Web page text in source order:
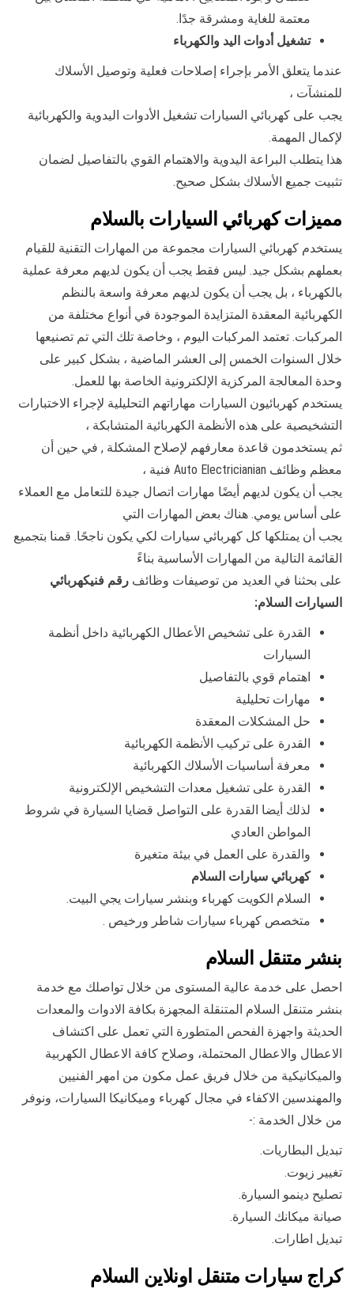
معتمة للغاية ومشرقة جدًا.
تشغيل أدوات اليد والكهرباء
عندما يتعلق الأمر بإجراء إصلاحات فعلية وتوصيل الأسلاك
للمنشآت ،
يجب على كهربائي السيارات تشغيل الأدوات اليدوية والكهربائية
لإكمال المهمة.
هذا يتطلب البراعة اليدوية والاهتمام القوي بالتفاصيل لضمان
تثبيت جميع الأسلاك بشكل صحيح.
مميزات كهربائي السيارات بالسلام
يستخدم كهربائي السيارات مجموعة من المهارات التقنية للقيام
بعملهم بشكل جيد. ليس فقط يجب أن يكون لديهم معرفة عملية
بالكهرباء ، بل يجب أن يكون لديهم معرفة واسعة بالنظم
الكهربائية المعقدة المتزايدة الموجودة في أنواع مختلفة من
المركبات. تعتمد المركبات اليوم ، وخاصة تلك التي تم تصنيعها
خلال السنوات الخمس إلى العشر الماضية ، بشكل كبير على
وحدة المعالجة المركزية الإلكترونية الخاصة بها للعمل.
يستخدم كهربائيون السيارات مهاراتهم التحليلية لإجراء الاختبارات
التشخيصية على هذه الأنظمة الكهربائية المتشابكة ،
ثم يستخدمون قاعدة معارفهم لإصلاح المشكلة , في حين أن
معظم وظائف Auto Electricianian فنية ،
يجب أن يكون لديهم أيضًا مهارات اتصال جيدة للتعامل مع العملاء
على أساس يومي. هناك بعض المهارات التي
يجب أن يمتلكها كل كهربائي سيارات لكي يكون ناجحًا. قمنا بتجميع
القائمة التالية من المهارات الأساسية بناءً
على بحثنا في العديد من توصيفات وظائف رقم فنيكهربائي
السيارات السلام:
القدرة على تشخيص الأعطال الكهربائية داخل أنظمة
السيارات
اهتمام قوي بالتفاصيل
مهارات تحليلية
حل المشكلات المعقدة
القدرة على تركيب الأنظمة الكهربائية
معرفة أساسيات الأسلاك الكهربائية
القدرة على تشغيل معدات التشخيص الإلكترونية
لذلك أيضا القدرة على التواصل قضايا السيارة في شروط
المواطن العادي
والقدرة على العمل في بيئة متغيرة
كهربائي سيارات السلام
السلام الكويت كهرباء وبنشر سيارات يجي البيت.
متخصص كهرباء سيارات شاطر ورخيص .
بنشر متنقل السلام
احصل على خدمة عالية المستوى من خلال تواصلك مع خدمة
بنشر متنقل السلام المتنقلة المجهزة بكافة الادوات والمعدات
الحديثة واجهزة الفحص المتطورة التي تعمل على اكتشاف
الاعطال والاعطال المحتملة، وصلاح كافة الاعطال الكهربية
والميكانيكية من خلال فريق عمل مكون من امهر الفنيين
والمهندسين الاكفاء في مجال كهرباء وميكانيكا السيارات، ونوفر
من خلال الخدمة :-
تبديل البطاريات.
تغيير زيوت.
تصليح دينمو السيارة.
صيانة ميكانك السيارة.
تبديل اطارات.
كراج سيارات متنقل اونلاين السلام